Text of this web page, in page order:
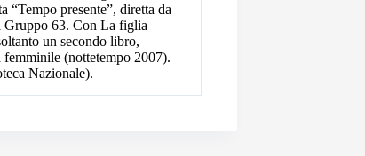
“Tempo presente”, diretta da
Gruppo 63. Con La figlia
un secondo libro,
(nottetempo 2007).
Nazionale).